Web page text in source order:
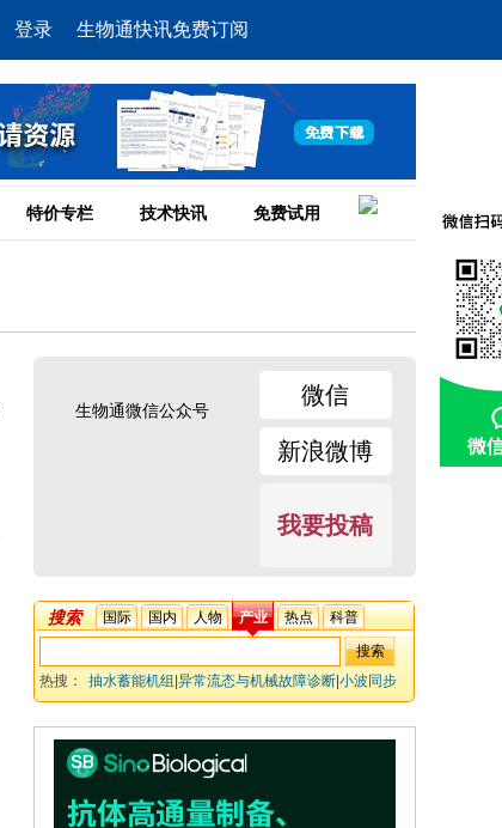
登录 生物通快讯免费订阅
特价专栏 技术快讯 免费试用
生物通微信公众号
微信
新浪微博
我要投稿
搜索 国际 国内 人物 产业 热点 科普
热搜： 抽水蓄能机组 异常流态与机械故障诊断 小波同步
|可解释人工智能(SHAP)